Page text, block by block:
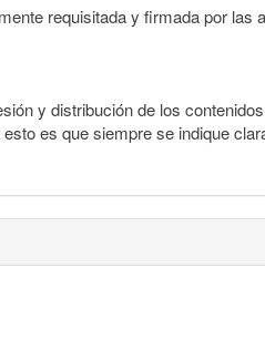
requisitada y firmada por las
y distribución de los
es que siempre se indique